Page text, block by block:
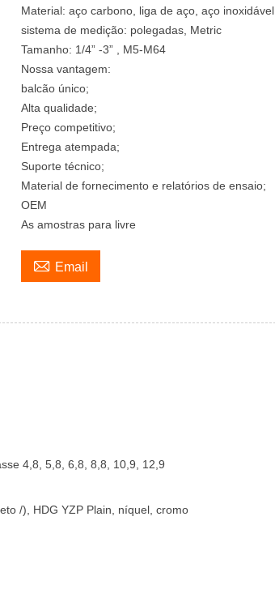
Material: aço carbono, liga de aço, aço inoxidável
sistema de medição: polegadas, Metric
Tamanho: 1/4” -3” , M5-M64
Nossa vantagem:
balcão único;
Alta qualidade;
Preço competitivo;
Entrega atempada;
Suporte técnico;
Material de fornecimento e relatórios de ensaio;
OEM
As amostras para livre
 Email
4,8, 5,8, 6,8, 8,8, 10,9, 12,9
/), HDG YZP Plain, níquel, cromo